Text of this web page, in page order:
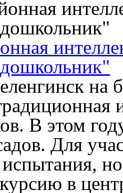
на
В этом
Для
в